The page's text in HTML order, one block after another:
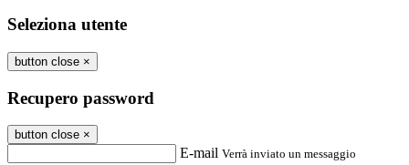
Seleziona utente
button close ×
Recupero password
button close ×
E-mail Verrà inviato un messaggio